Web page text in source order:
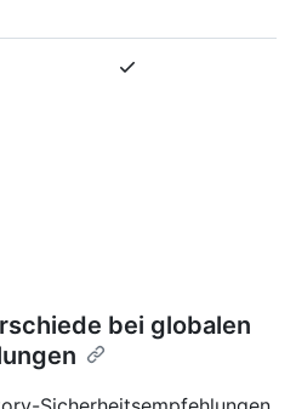
bei globalen